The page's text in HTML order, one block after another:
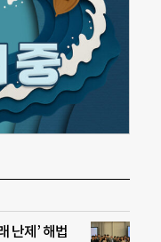
난제’ 해법